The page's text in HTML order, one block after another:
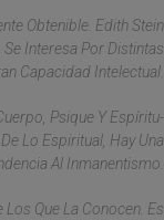
Obtenible. Edith Stein
Interesa Por Distintas
Capacidad Intelectual.
Psique Y Espíritu-
Lo Espiritual, Hay Una
Al Inmanentismo.
Que La Conocen. Es